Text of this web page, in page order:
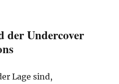
der Undercover
Lage sind,